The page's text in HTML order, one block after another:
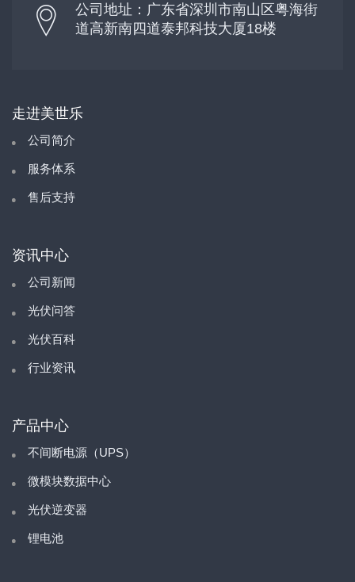
公司地址：广东省深圳市南山区粤海街
道高新南四道泰邦科技大厦18楼
走进美世乐
公司简介
服务体系
售后支持
资讯中心
公司新闻
光伏问答
光伏百科
行业资讯
产品中心
不间断电源（UPS）
微模块数据中心
光伏逆变器
锂电池